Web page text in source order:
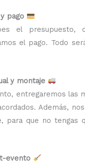
pago
el presupuesto,
el pago. Todo
y montaje
entregaremos las
Además,
para que no tengas
evento